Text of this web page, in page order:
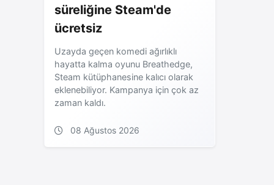
süreliğine Steam'de
ücretsiz
Uzayda geçen komedi ağırlıklı
hayatta kalma oyunu Breathedge,
Steam kütüphanesine kalıcı olarak
eklenebiliyor. Kampanya için çok az
zaman kaldı.
08 Ağustos 2026